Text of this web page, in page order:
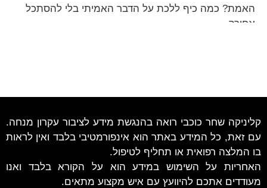
האמת? כמה כיף ללכת על הדבר האמיתי בלי להסתכל
אחורה.
קליניקה שחר כוכבי רואה בהנגשת מידע לציבור עקרון מנחה.
עם זאת, כל המידע באתר הוא אינפורמטיבי בלבד ואין לראות
בו המלצה רפואית או תחליף לטיפול.
האחריות על השימוש במידע הוא על הקורא בלבד ואנו
מעודדים אתכם להיוועץ עם איש מקצוע מתאים.